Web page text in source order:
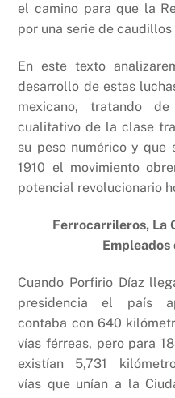
el camino para que la
por una serie de caudillos
En este texto
desarrollo de estas
mexicano, tratando
cualitativo de la clase
su peso numérico y que
1910 el movimiento
potencial revolucionario
Ferrocarrileros, La
Cuando Porfirio Díaz
presidencia el país
contaba con 640
vías férreas, pero para
existían 5,731
vías que unían a la